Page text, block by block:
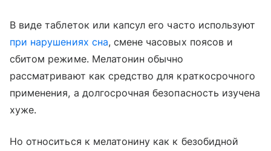
В виде таблеток или капсул его часто используют
при нарушениях сна, смене часовых поясов и
сбитом режиме. Мелатонин обычно
рассматривают как средство для краткосрочного
применения, а долгосрочная безопасность изучена
хуже.
Но относиться к мелатонину как к безобидной